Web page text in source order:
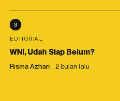
3
EDITORIAL
WNI, Udah Siap Belum?
Risma Azhari 2 bulan lalu